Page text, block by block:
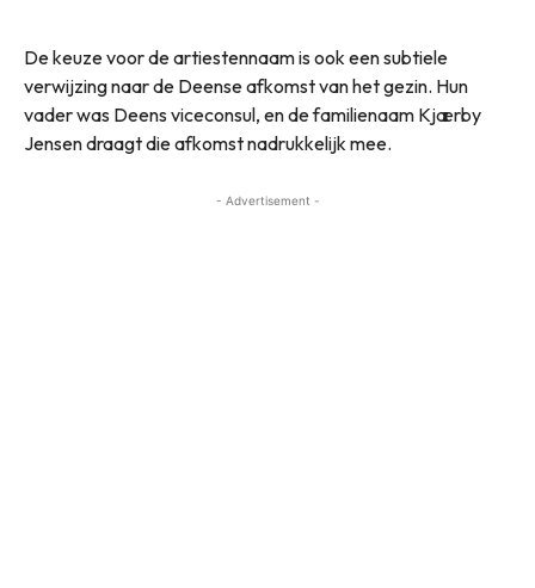
De keuze voor de artiestennaam is ook een subtiele
verwijzing naar de Deense afkomst van het gezin. Hun
vader was Deens viceconsul, en de familienaam Kjærby
Jensen draagt die afkomst nadrukkelijk mee.
- Advertisement -